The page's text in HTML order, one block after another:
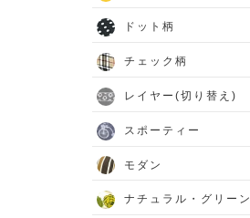
ドット柄
チェック柄
レイヤー(切り替え)
スポーティー
モダン
ナチュラル・グリーン